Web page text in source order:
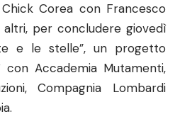
Corea con Francesco
per concludere giovedì
e le stelle”, un progetto
Accademia Mutamenti,
Compagnia Lombardi